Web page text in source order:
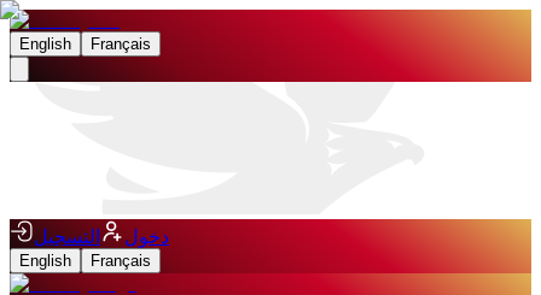
English Français
دخول التسجيل
English Français